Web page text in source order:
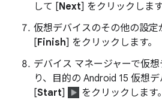
して [Next] をクリックします
仮想デバイスのその他の設定
[Finish] をクリックします。
デバイス マネージャーで仮
り、目的の Android 15 仮想
[Start] をクリックします。